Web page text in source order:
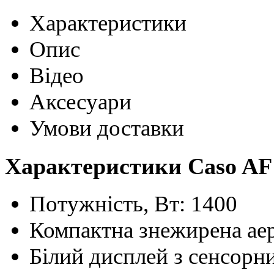
Характеристики
Опис
Відео
Аксесуари
Умови доставки
Характеристики Caso
Потужність, Вт: 1400
Компактна знежирена
Білий дисплей з